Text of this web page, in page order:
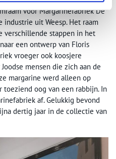
voor Margarinefabriek De
industrie uit Weesp. Het raam
verschillende stappen in het
een ontwerp van Floris
vroeger ook koosjere
mensen die zich aan de
margarine werd alleen op
toeziend oog van een rabbijn. In
af. Gelukkig bevond
dertig jaar in de collectie van